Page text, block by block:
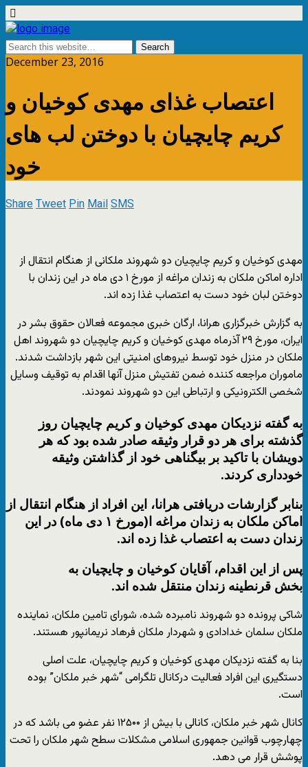
December 23, 2016
اعتصاب غذای مهدی کوخیان و
کریم چایچیان با دوختن لب های
خود
ShareTweetPinMailSMS
مهدی کوخیان و کریم چایچیان دو شهروند ملکانی از هنگام انتقال از
اداره اماکن ملکان به زندان مراغه از مورخ ۱ دی ماه در این زندان با
دوختن لبان خود دست به اعتصاب غذا زده اند.
به گزارش خبرگزاری هرانا، ارگان خبری مجموعه فعالان حقوق بشر در
ایران، مورخ ۲۹ آذرماه مهدی کوخیان و کریم‌ چایچیان دو شهروند اهل
ملکان در منزل خود توسط نیروهای امنیتی این شهر بازداشت شدند.
ماموران مراجعه کننده ضمن تفتیش منزل آنها اقدام به توقیف وسایل
شخصی الکترونیکی و ارتباطی این دو شهروند نمودند.
به گفته نزدیکان مهدی کوخیان و کریم چایچیان روز
گذشته برای هر دو قرار وثیقه صادر شده بود که هر
دویشان با تاکید بر بیگناهی خود از گذاشتن وثیقه
خودداری کردند.
بنابر گزارشات دریافتی هرانا، این افراد از هنگام انتقال از
اماکن ملکان به زندان مراغه ا(مورخ ۱ دی ماه) در این
زندان دست به اعتصاب غذا زده اند.
پس از این اقدام، آقایان کوخیان و چایچیان به
بخش قرنطینه زندان منتقل شده اند.
شاکی پرونده دو شهروند نامبرده شده، شورای تامین ملکان، نماینده
ملکان سلمان خدادادی و شهردار ملکان فرهاد نریمانپور هستند.
بنا به گفته نزدیکان مهدی کوخیان و کریم چایچیان، علت اصلی
دستگیری این افراد فعالیت درکانال تلگرامی “شهر خبر ملکان” بوده
است.
کانال شهر خبر ملکان، کانالی با بیش از ۱۲۵۰۰ نفر عضو می باشد که در
چهارچوب قوانین جمهوری اسلامی مشکلات سطح شهر ملکان را تحت
پوشش قرار می دهد.